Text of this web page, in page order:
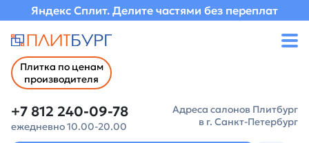
Яндекс Сплит. Делите частями без переплат
Плитка по ценам
производителя
+7 812 240-09-78
ежедневно 10.00-20.00
Адреса салонов Плитбург
в г. Санкт-Петербург